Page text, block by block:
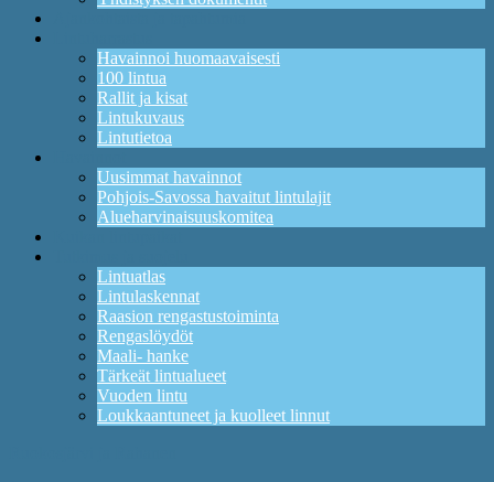
Havainnoi huomaavaisesti
100 lintua
Rallit ja kisat
Lintukuvaus
Lintutietoa
Uusimmat havainnot
Pohjois-Savossa havaitut lintulajit
Alueharvinaisuuskomitea
Lintuatlas
Lintulaskennat
Raasion rengastustoiminta
Rengaslöydöt
Maali- hanke
Tärkeät lintualueet
Vuoden lintu
Loukkaantuneet ja kuolleet linnut